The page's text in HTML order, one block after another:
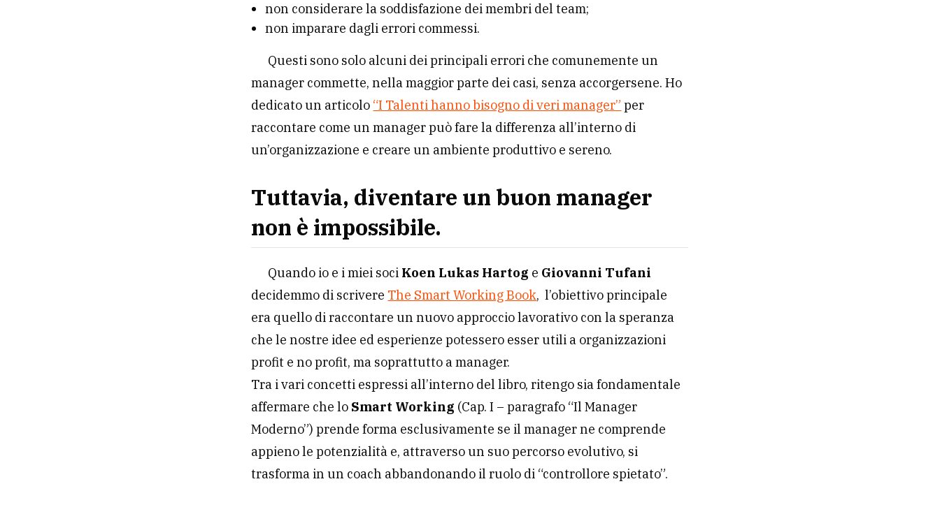
non considerare la soddisfazione dei membri del team;
non imparare dagli errori commessi.
Questi sono solo alcuni dei principali errori che comunemente un
manager commette, nella maggior parte dei casi, senza accorgersene. Ho
dedicato un articolo “I Talenti hanno bisogno di veri manager” per
raccontare come un manager può fare la differenza all’interno di
un’organizzazione e creare un ambiente produttivo e sereno.
Tuttavia, diventare un buon manager
non è impossibile.
Quando io e i miei soci Koen Lukas Hartog e Giovanni Tufani
decidemmo di scrivere The Smart Working Book, l’obiettivo principale
era quello di raccontare un nuovo approccio lavorativo con la speranza
che le nostre idee ed esperienze potessero esser utili a organizzazioni
profit e no profit, ma soprattutto a manager.
Tra i vari concetti espressi all’interno del libro, ritengo sia fondamentale
affermare che lo Smart Working (Cap. I – paragrafo “Il Manager
Moderno”) prende forma esclusivamente se il manager ne comprende
appieno le potenzialità e, attraverso un suo percorso evolutivo, si
trasforma in un coach abbandonando il ruolo di “controllore spietato”.